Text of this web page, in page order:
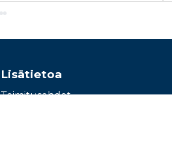
Lisätietoa
Toimitusehdot